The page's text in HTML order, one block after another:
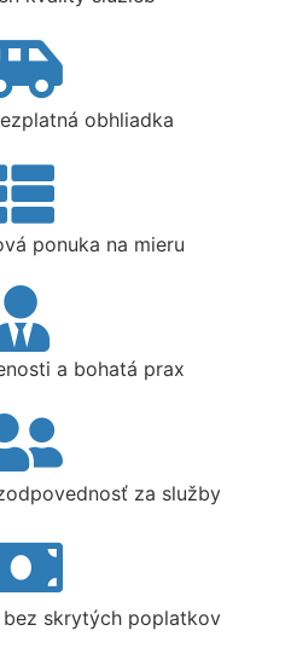
obhliadka
ponuka na mieru
a bohatá prax
za služby
skrytých poplatkov